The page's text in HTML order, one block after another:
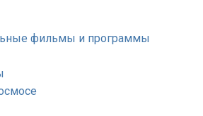
фильмы и программы